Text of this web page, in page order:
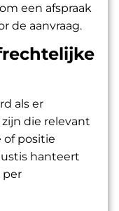
een afspraak
de aanvraag.
als er
die relevant
of positie
hanteert
per